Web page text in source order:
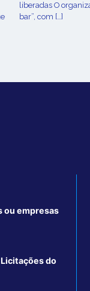
liberadas O
bar”, com […]
ou empresas
do